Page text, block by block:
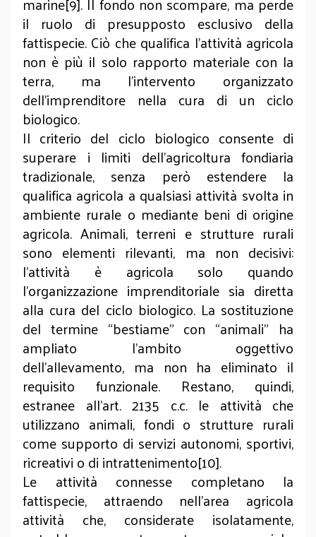
il ruolo di presupposto esclusivo della
fattispecie. Ciò che qualifica l’attività agricola
non è più il solo rapporto materiale con la
terra, ma l’intervento organizzato
dell’imprenditore nella cura di un ciclo
biologico.
Il criterio del ciclo biologico consente di
superare i limiti dell’agricoltura fondiaria
tradizionale, senza però estendere la
qualifica agricola a qualsiasi attività svolta in
ambiente rurale o mediante beni di origine
agricola. Animali, terreni e strutture rurali
sono elementi rilevanti, ma non decisivi:
l’attività è agricola solo quando
l’organizzazione imprenditoriale sia diretta
alla cura del ciclo biologico. La sostituzione
del termine “bestiame” con “animali” ha
ampliato l’ambito oggettivo
dell’allevamento, ma non ha eliminato il
requisito funzionale. Restano, quindi,
estranee all’art. 2135 c.c. le attività che
utilizzano animali, fondi o strutture rurali
come supporto di servizi autonomi, sportivi,
ricreativi o di intrattenimento[10].
Le attività connesse completano la
fattispecie, attraendo nell’area agricola
attività che, considerate isolatamente,